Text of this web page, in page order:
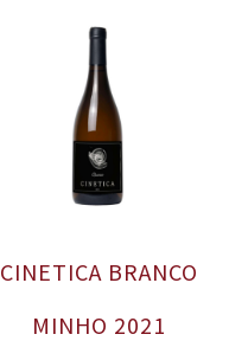
CINETICA BRANCO
MINHO 2021